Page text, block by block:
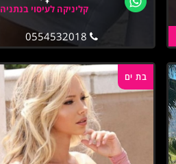
קליניקה לעיסוי בנתניה
0554532018
בת ים